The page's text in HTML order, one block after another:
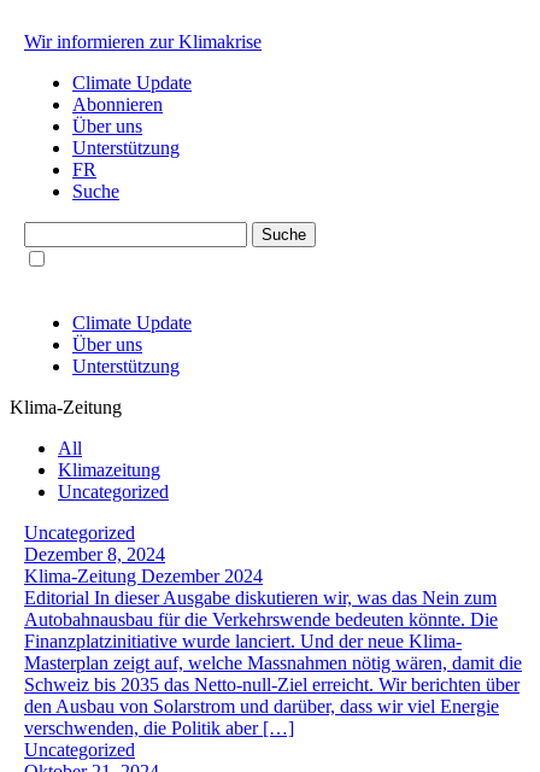
Wir informieren zur Klimakrise
Climate Update
Abonnieren
Über uns
Unterstützung
FR
Suche
Climate Update
Über uns
Unterstützung
Klima-Zeitung
All
Klimazeitung
Uncategorized
Uncategorized
Dezember 8, 2024
Klima-Zeitung Dezember 2024
Editorial In dieser Ausgabe diskutieren wir, was das Nein zum
Autobahnausbau für die Verkehrswende bedeuten könnte. Die
Finanzplatzinitiative wurde lanciert. Und der neue Klima-
Masterplan zeigt auf, welche Massnahmen nötig wären, damit die
Schweiz bis 2035 das Netto-null-Ziel erreicht. Wir berichten über
den Ausbau von Solarstrom und darüber, dass wir viel Energie
verschwenden, die Politik aber […]
Uncategorized